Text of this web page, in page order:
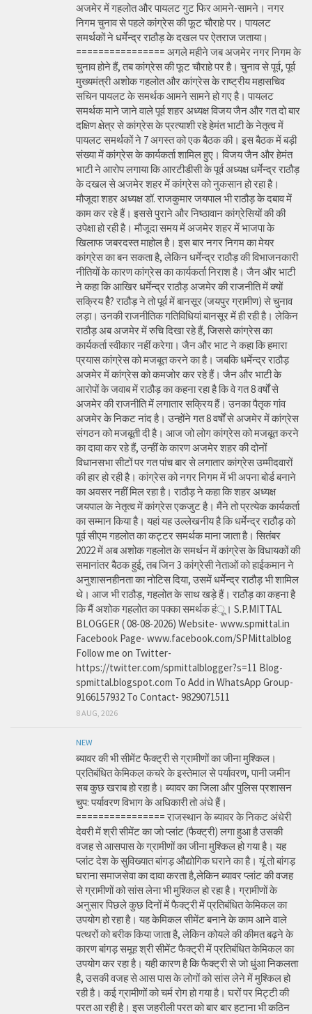
अजमेर में गहलोत और पायलट गुट फिर आमने-सामने। नगर
निगम चुनाव से पहले कांग्रेस की फूट चौराहे पर। पायलट
समर्थकों ने धर्मेन्द्र राठौड़ के दखल पर ऐतराज जताया।
================ अगले महीने जब अजमेर नगर निगम के
चुनाव होने हैं, तब कांग्रेस की फूट चौराहे पर है। चुनाव से पूर्व, पूर्व
मुख्यमंत्री अशोक गहलोत और कांग्रेस के राष्ट्रीय महासचिव
सचिन पायलट के समर्थक आमने सामने हो गए है। पायलट
समर्थक माने जाने वाले पूर्व शहर अध्यक्ष विजय जैन और गत दो बार
दक्षिण क्षेत्र से कांग्रेस के प्रत्याशी रहे हेमंत भाटी के नेतृत्व में
पायलट समर्थकों ने 7 अगस्त को एक बैठक की। इस बैठक में बड़ी
संख्या में कांग्रेस के कार्यकर्ता शामिल हुए। विजय जैन और हेमंत
भाटी ने आरोप लगाया कि आरटीडीसी के पूर्व अध्यक्ष धर्मेन्द्र राठौड़
के दखल से अजमेर शहर में कांग्रेस को नुकसान हो रहा है।
मौजूदा शहर अध्यक्ष डॉ. राजकुमार जयपाल भी राठौड़ के दबाव में
काम कर रहे हैं। इससे पुराने और निष्ठावान कांग्रेसियों की की
उपेक्षा हो रही है। मौजूदा समय में अजमेर शहर में भाजपा के
खिलाफ जबरदस्त माहोल है। इस बार नगर निगम का मेयर
कांग्रेस का बन सकता है, लेकिन धर्मेन्द्र राठौड़ की विभाजनकारी
नीतियों के कारण कांग्रेस का कार्यकर्ता निराश है। जैन और भाटी
ने कहा कि आखिर धर्मेन्द्र राठौड़ अजमेर की राजनीति में क्यों
सक्रिय हैै? राठौड़ ने तो पूर्व में बानसूर (जयपुर ग्रामीण) से चुनाव
लड़ा। उनकी राजनीतिक गतिविधियां बानसूर में ही रही है। लेकिन
राठौड़ अब अजमेर में रुचि दिखा रहे हैं, जिससे कांग्रेस का
कार्यकर्ता स्वीकार नहीं करेगा। जैन और भाट ने कहा कि हमारा
प्रयास कांग्रेस को मजबूत करने का है। जबकि धर्मेन्द्र राठौड़
अजमेर में कांग्रेस को कमजोर कर रहे हैं। जैन और भाटी के
आरोपों के जवाब में राठौड़ का कहना रहा है कि वे गत 8 वर्षों से
अजमेर की राजनीति में लगातार सक्रिय हैं। उनका पैतृक गांव
अजमेर के निकट नांद है। उन्होंने गत 8 वर्षों से अजमेर में कांग्रेस
संगठन को मजबूती दी है। आज जो लोग कांग्रेस को मजबूत करने
का दावा कर रहे हैं, उन्हीं के कारण अजमेर शहर की दोनों
विधानसभा सीटों पर गत पांच बार से लगातार कांग्रेस उम्मीदवारों
की हार हो रही है। कांग्रेस को नगर निगम में भी अपना बोर्ड बनाने
का अवसर नहीं मिल रहा है। राठौड़ ने कहा कि शहर अध्यक्ष
जयपाल के नेतृत्व में कांग्रेस एकजुट है। मैंने तो प्रत्येक कार्यकर्ता
का सम्मान किया है। यहां यह उल्लेखनीय है कि धर्मेन्द्र राठौड़ को
पूर्व सीएम गहलोत का कट्टर समर्थक माना जाता है। सितंबर
2022 में अब अशोक गहलोत के समर्थन में कांग्रेस के विधायकों की
समानांतर बैठक हुई, तब जिन 3 कांग्रेसी नेताओं को हाईकमान ने
अनुशासनहीनता का नोटिस दिया, उसमें धर्मेन्द्र राठौड़ भी शामिल
थे। आज भी राठौड़, गहलोत के साथ खड़े हैं। राठौड़ का कहना है
कि मैं अशोक गहलोत का पक्का समर्थक हंू। S.P.MITTAL
BLOGGER ( 08-08-2026) Website- www.spmittal.in
Facebook Page- www.facebook.com/SPMittalblog
Follow me on Twitter-
https://twitter.com/spmittalblogger?s=11 Blog-
spmittal.blogspot.com To Add in WhatsApp Group-
9166157932 To Contact- 9829071511
8 AUG, 2026
NEW
ब्यावर की भी सीमेंट फैक्ट्री से ग्रामीणों का जीना मुश्किल।
प्रतिबंधित केमिकल कचरे के इस्तेमाल से पर्यावरण, पानी जमीन
सब कुछ खराब हो रहा है। ब्यावर का जिला और पुलिस प्रशासन
चुप: पर्यावरण विभाग के अधिकारी तो अंधे हैं।
================ राजस्थान के ब्यावर के निकट अंधेरी
देवरी में श्री सीमेंट का जो प्लांट (फैक्ट्री) लगा हुआ है उसकी
वजह से आसपास के ग्रामीणों का जीना मुश्किल हो गया है। यह
प्लांट देश के सुविख्यात बांगड़ औद्योगिक घराने का है। यूं तो बांगड़
घराना समाजसेवा का दावा करता है,लेकिन ब्यावर प्लांट की वजह
से ग्रामीणों को सांस लेना भी मुश्किल हो रहा है। ग्रामीणों के
अनुसार पिछले कुछ दिनों में फैक्ट्री में प्रतिबंधित केमिकल का
उपयोग हो रहा है। यह केमिकल सीमेंट बनाने के काम आने वाले
पत्थरों को बरीक किया जाता है, लेकिन कोयले की कीमत बढ़ने के
कारण बांगड़ समूह श्री सीमेंट फैक्ट्री में प्रतिबंधित केमिकल का
उपयोग कर रहा है। यही कारण है कि फैक्ट्री से जो धुंआ निकलता
है, उसकी वजह से आस पास के लोगों को सांस लेने में मुश्किल हो
रही है। कई ग्रामीणों को चर्म रोग हो गया है। घरों पर मिट्टी की
परत आ रही है। इस जहरीली परत को बार बार हटाना भी कठिन